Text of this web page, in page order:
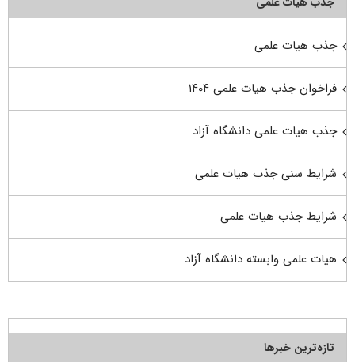
جذب هیات علمی
فراخوان جذب هیات علمی ۱۴۰۴
جذب هیات علمی دانشگاه آزاد
شرایط سنی جذب هیات علمی
شرایط جذب هیات علمی
هیات علمی وابسته دانشگاه آزاد
تازه‌ترین خبرها